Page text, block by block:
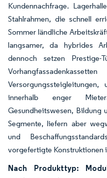
Kundennachfrage.
Stahlrahmen, die schnell
Sommer ländliche
langsamer, da hybrides
dennoch setzen
Versorgungssteigleitungen,
innerhalb enger
Gesundheitswesen, Bildung
Segmente, liefern aber
und
vorgefertigte Konstruktionen
Nach Produkttyp: